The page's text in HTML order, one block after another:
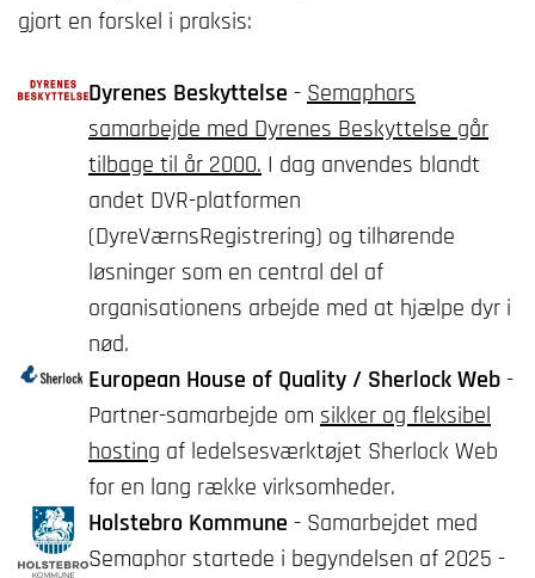
gjort en forskel i praksis:
Dyrenes Beskyttelse - Semaphors
samarbejde med Dyrenes Beskyttelse går
tilbage til år 2000. I dag anvendes blandt
andet DVR-platformen
(DyreVærnsRegistrering) og tilhørende
løsninger som en central del af
organisationens arbejde med at hjælpe dyr i
nød.
European House of Quality / Sherlock Web-
Partner-samarbejde om sikker og fleksibel
hosting af ledelsesværktøjet Sherlock Web
for en lang række virksomheder.
Holstebro Kommune - Samarbejdet med
Semaphor startede i begyndelsen af 2025 -